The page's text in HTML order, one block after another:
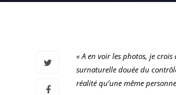
« A en voir les photos, je
surnaturelle douée du
réalité qu’une même